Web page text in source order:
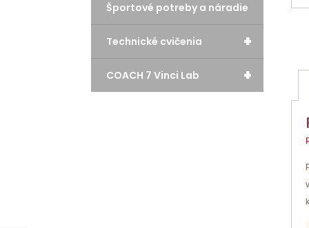
Športové potreby a náradie
+
Technické cvičenia
+
COACH 7 Vinci Lab